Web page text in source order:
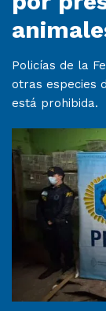
Policías de la
otras especies
está prohibida.